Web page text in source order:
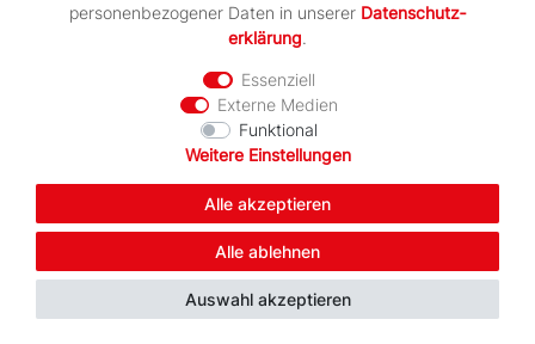
Hummel 1FCM 26/27 AWAY JERSEY S/S
WOMAN
ab 84,95 € *
Artikel anzeigen
inkl. ges. MwSt. zzgl. Versandkosten
-20%
personenbezogener Daten in unserer Daten­schutz­
erklärung.
Essenziell
Externe Medien
Funktional
Weitere Einstellungen
Alle akzeptieren
Alle ablehnen
Auswahl akzeptieren